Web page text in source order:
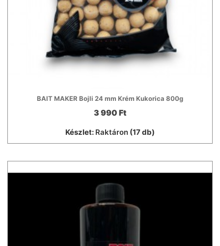
BAIT MAKER Bojli 24 mm Krém Kukorica 800g
3 990 Ft
Készlet: Raktáron (17 db)